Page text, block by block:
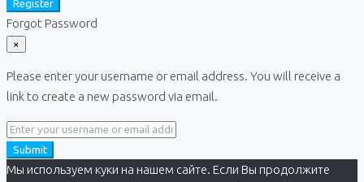
Register
Forgot Password
×
Please enter your username or email address. You will receive a
link to create a new password via email.
Submit
Мы используем куки на нашем сайте. Если Вы продолжите